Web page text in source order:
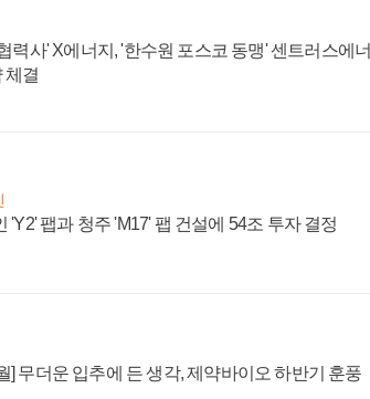
력사' X에너지, '한수원 포스코 동맹' 센트러스에너
체결
'Y2' 팹과 청주 'M17' 팹 건설에 54조 투자 결정
] 무더운 입추에 든 생각, 제약바이오 하반기 훈풍